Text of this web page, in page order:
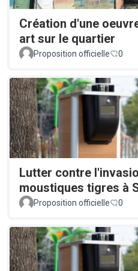
Création d'une
art sur le quartier
Proposition officielle 0
Lutter contre
moustiques tigres à
Proposition officielle 0